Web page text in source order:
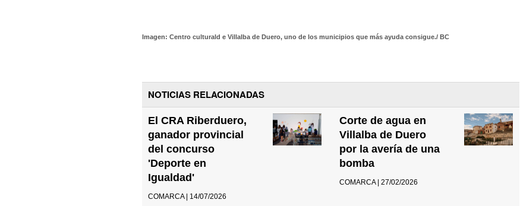
Imagen: Centro culturald e Villalba de Duero, uno de los municipios que más ayuda consigue./ BC
NOTICIAS RELACIONADAS
El CRA Riberduero,
ganador provincial
del concurso
'Deporte en
Igualdad'
COMARCA | 14/07/2026
Corte de agua en
Villalba de Duero
por la avería de una
bomba
COMARCA | 27/02/2026